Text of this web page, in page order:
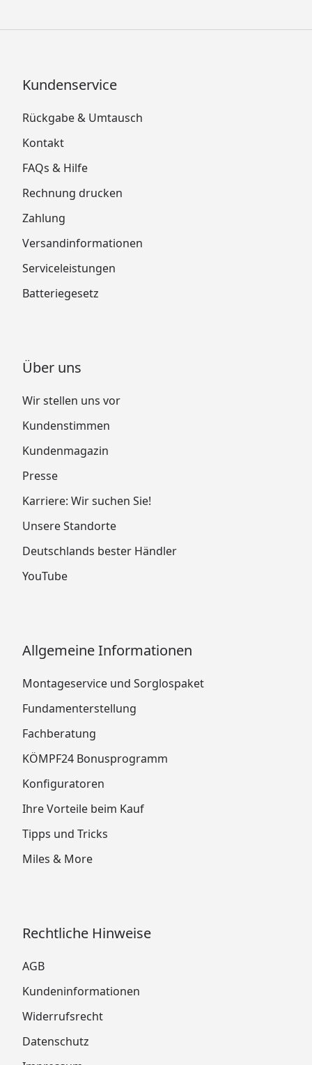
Kundenservice
Rückgabe & Umtausch
Kontakt
FAQs & Hilfe
Rechnung drucken
Zahlung
Versandinformationen
Serviceleistungen
Batteriegesetz
Über uns
Wir stellen uns vor
Kundenstimmen
Kundenmagazin
Presse
Karriere: Wir suchen Sie!
Unsere Standorte
Deutschlands bester Händler
YouTube
Allgemeine Informationen
Montageservice und Sorglospaket
Fundamenterstellung
Fachberatung
KÖMPF24 Bonusprogramm
Konfiguratoren
Ihre Vorteile beim Kauf
Tipps und Tricks
Miles & More
Rechtliche Hinweise
AGB
Kundeninformationen
Widerrufsrecht
Datenschutz